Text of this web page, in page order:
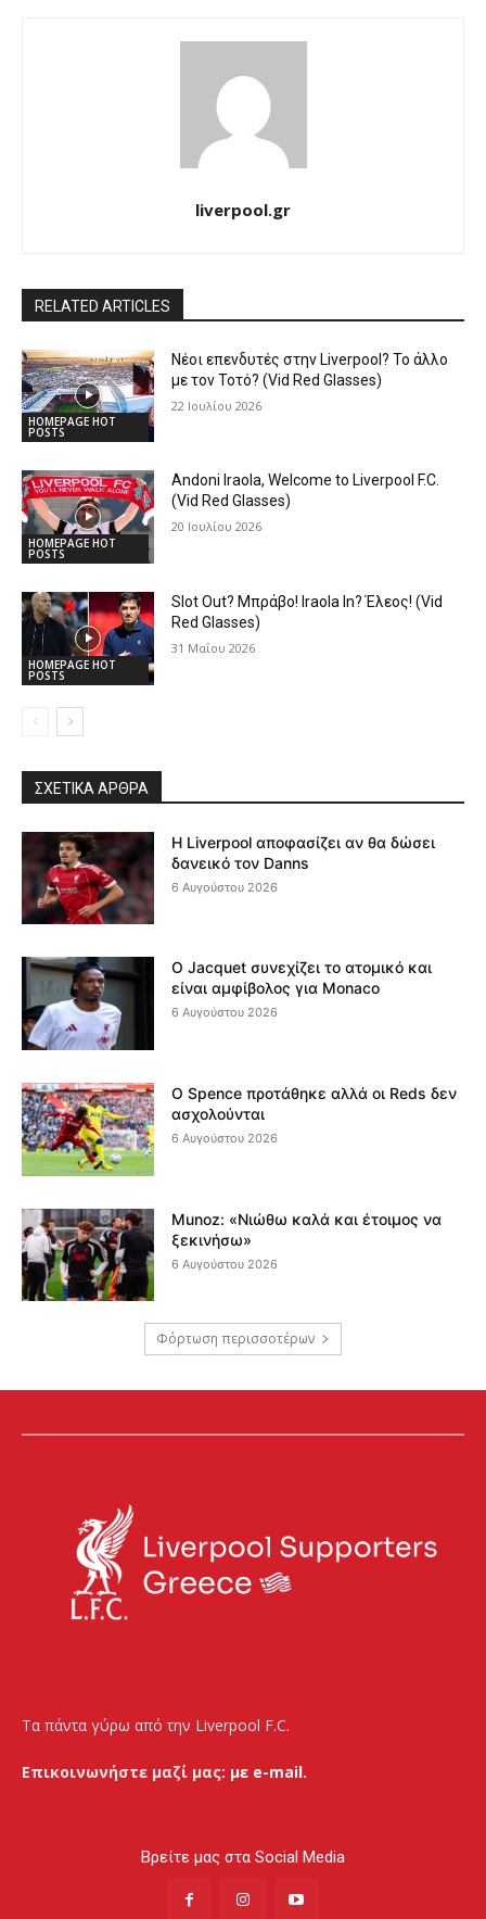
liverpool.gr
RELATED ARTICLES
HOMEPAGE HOT
POSTS
Νέοι επενδυτές στην Liverpool? Το άλλο
με τον Τοτό? (Vid Red Glasses)
22 Ιουλίου 2026
HOMEPAGE HOT
POSTS
Andoni Iraola, Welcome to Liverpool F.C.
(Vid Red Glasses)
20 Ιουλίου 2026
HOMEPAGE HOT
POSTS
Slot Out? Μπράβο! Iraola In? Έλεος! (Vid
Red Glasses)
31 Μαΐου 2026
ΣΧΕΤΙΚΆ ΆΡΘΡΑ
Η Liverpool αποφασίζει αν θα δώσει
δανεικό τον Danns
6 Αυγούστου 2026
Ο Jacquet συνεχίζει το ατομικό και
είναι αμφίβολος για Monaco
6 Αυγούστου 2026
Ο Spence προτάθηκε αλλά οι Reds δεν
ασχολούνται
6 Αυγούστου 2026
Munoz: «Νιώθω καλά και έτοιμος να
ξεκινήσω»
6 Αυγούστου 2026
Φόρτωση περισσοτέρων
Τα πάντα γύρω από την Liverpool F.C.
Επικοινωνήστε μαζί μας: με e-mail.
Βρείτε μας στα Social Media